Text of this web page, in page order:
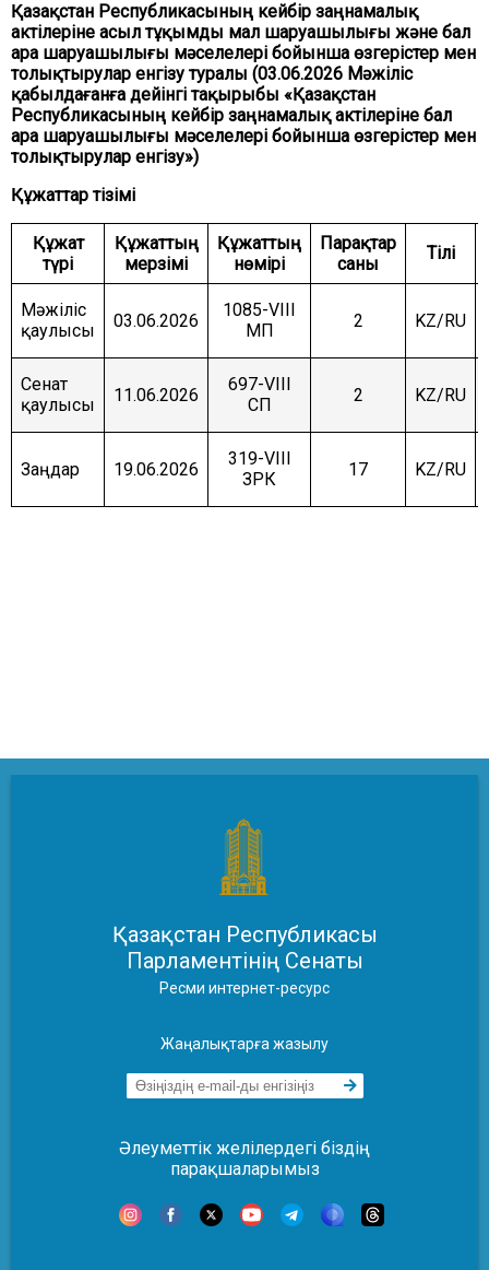
Қазақстан Республикасының кейбір заңнамалық
актілеріне асыл тұқымды мал шаруашылығы және бал
ара шаруашылығы мәселелері бойынша өзгерістер мен
толықтырулар енгізу туралы (03.06.2026 Мәжіліс
қабылдағанға дейінгі тақырыбы «Қазақстан
Республикасының кейбір заңнамалық актілеріне бал
ара шаруашылығы мәселелері бойынша өзгерістер мен
толықтырулар енгізу»)
Құжаттар тізімі
Құжат
түрі
Құжаттың
мерзімі
Құжаттың
нөмірі
Парақтар
саны
Тілі
Мәжіліс
қаулысы
03.06.2026
1085-VIII
МП
2 KZ/RU
Сенат
қаулысы
11.06.2026
697-VIII
СП
2 KZ/RU
Заңдар 19.06.2026
319-VIII
ЗРК
17 KZ/RU
ДАМЫТУ КОМИТЕТІ
ӘЛЕУМЕТТІК-МӘДЕНИ ДАМУ ЖӘНЕ ҒЫЛЫМ
КОМИТЕТІ
ЭКОНОМИКАЛЫҚ САЯСАТ, ИННОВАЦИЯЛЫҚ
ДАМУ ЖӘНЕ КӘСІПКЕРЛІК ТҰРАҚТЫ КОМИТЕТІ
Қазақстан Республикасы
Парламентінің Сенаты
Ресми интернет-ресурс
Жаңалықтарға жазылу
Әлеуметтік желілердегі біздің
парақшаларымыз